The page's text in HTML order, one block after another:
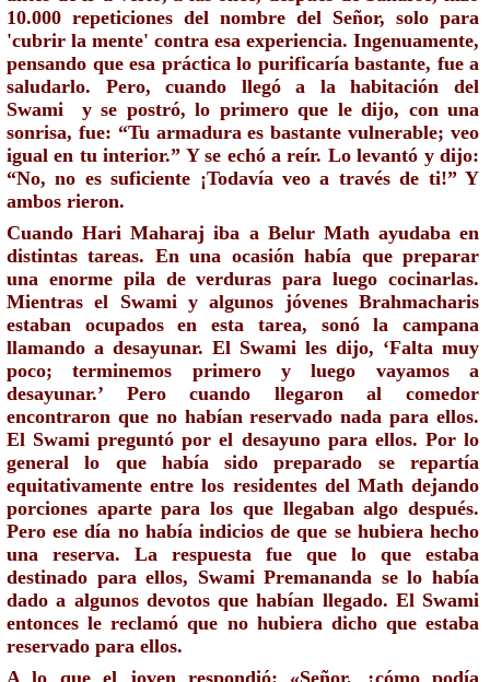
10.000 repeticiones del nombre del Señor, solo para
'cubrir la mente' contra esa experiencia. Ingenuamente,
pensando que esa práctica lo purificaría bastante, fue a
saludarlo. Pero, cuando llegó a la habitación del
Swami  y se postró, lo primero que le dijo, con una
sonrisa, fue: “Tu armadura es bastante vulnerable; veo
igual en tu interior.” Y se echó a reír. Lo levantó y dijo:
“No, no es suficiente ¡Todavía veo a través de ti!” Y
ambos rieron.
Cuando Hari Maharaj iba a Belur Math ayudaba en
distintas tareas. En una ocasión había que preparar
una enorme pila de verduras para luego cocinarlas.
Mientras el Swami y algunos jóvenes Brahmacharis
estaban ocupados en esta tarea, sonó la campana
llamando a desayunar. El Swami les dijo, ‘Falta muy
poco; terminemos primero y luego vayamos a
desayunar.’ Pero cuando llegaron al comedor
encontraron que no habían reservado nada para ellos.
El Swami preguntó por el desayuno para ellos. Por lo
general lo que había sido preparado se repartía
equitativamente entre los residentes del Math dejando
porciones aparte para los que llegaban algo después.
Pero ese día no había indicios de que se hubiera hecho
una reserva. La respuesta fue que lo que estaba
destinado para ellos, Swami Premananda se lo había
dado a algunos devotos que habían llegado. El Swami
entonces le reclamó que no hubiera dicho que estaba
reservado para ellos.